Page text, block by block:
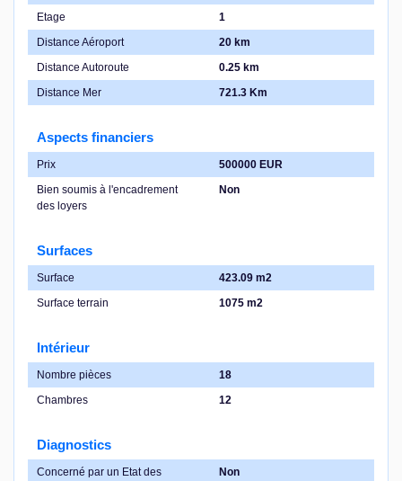
Etage
1
Distance Aéroport
20 km
Distance Autoroute
0.25 km
Distance Mer
721.3 Km
Aspects financiers
Prix
500000 EUR
Bien soumis à l'encadrement
des loyers
Non
Surfaces
Surface
423.09 m2
Surface terrain
1075 m2
Intérieur
Nombre pièces
18
Chambres
12
Diagnostics
Concerné par un Etat des
Non